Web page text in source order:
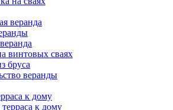
веранда
винтовых сваях
бруса
веранды
к дому
к дому